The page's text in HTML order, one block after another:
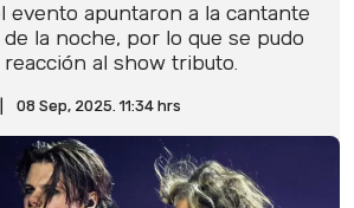
evento apuntaron a la cantante
la noche, por lo que se pudo
al show tributo.
08 Sep, 2025. 11:34 hrs